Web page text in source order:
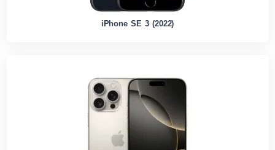
iPhone SE 3 (2022)